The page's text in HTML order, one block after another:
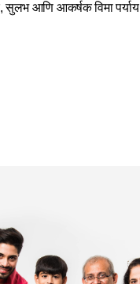
सुलभ आणि आकर्षक विमा पर्याय